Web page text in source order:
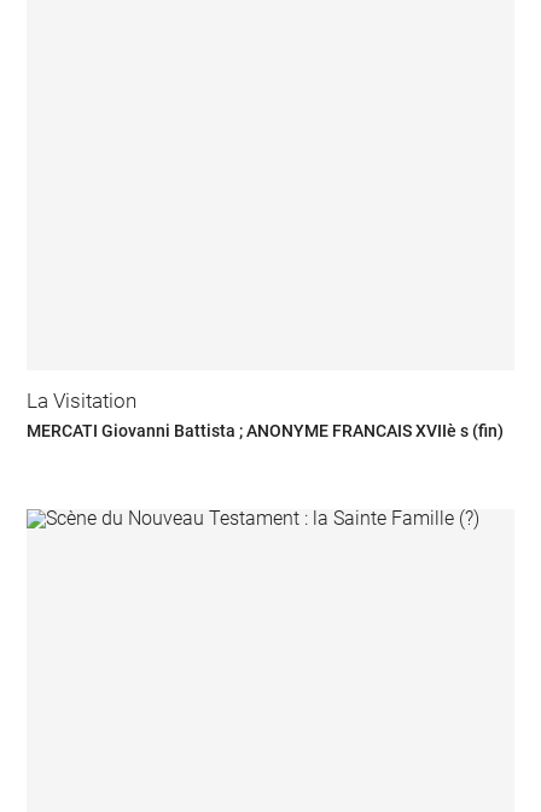
La Visitation
MERCATI Giovanni Battista ; ANONYME FRANCAIS XVIIè s (fin)